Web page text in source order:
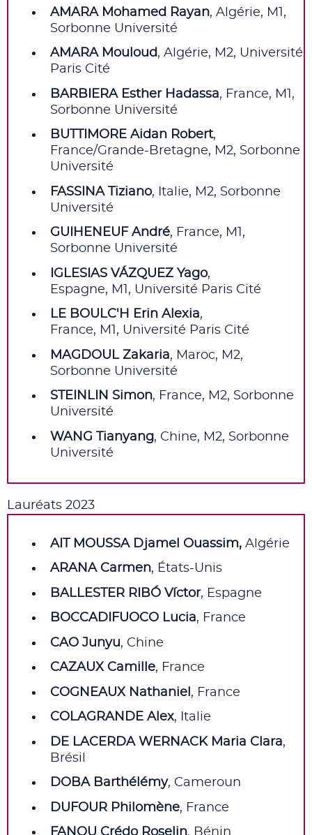
AMARA Mohamed Rayan, Algérie, M1,
Sorbonne Université
AMARA Mouloud, Algérie, M2, Université
Paris Cité
BARBIERA Esther Hadassa, France, M1,
Sorbonne Université
BUTTIMORE Aidan Robert,
France/Grande-Bretagne, M2, Sorbonne
Université
FASSINA Tiziano, Italie, M2, Sorbonne
Université
GUIHENEUF André, France, M1,
Sorbonne Université
IGLESIAS VÁZQUEZ Yago,
Espagne, M1, Université Paris Cité
LE BOULC'H Erin Alexia,
France, M1, Université Paris Cité
MAGDOUL Zakaria, Maroc, M2,
Sorbonne Université
STEINLIN Simon, France, M2, Sorbonne
Université
WANG Tianyang, Chine, M2, Sorbonne
Université
Lauréats 2023
AIT MOUSSA Djamel Ouassim, Algérie
ARANA Carmen, États-Unis
BALLESTER RIBÓ Víctor, Espagne
BOCCADIFUOCO Lucia, France
CAO Junyu, Chine
CAZAUX Camille, France
COGNEAUX Nathaniel , France
COLAGRANDE Alex, Italie
DE LACERDA WERNACK Maria Clara,
Brésil
DOBA Barthélémy, Cameroun
DUFOUR Philomène, France
FANOU Crédo Roselin, Bénin